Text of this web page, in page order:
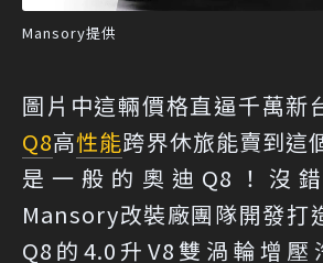
Mansory提供
圖片中這輛價格直逼千萬新
Q8高性能跨界休旅能賣到這
是一般的奧迪Q8！沒
Mansory改裝廠團隊開發打
Q8的4.0升V8雙渦輪增壓